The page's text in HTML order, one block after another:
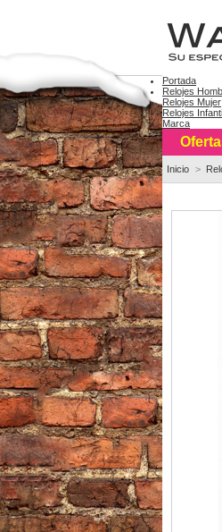
Portada
Relojes
Relojes Mujer
Relojes
Marca
Inicio >